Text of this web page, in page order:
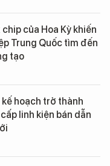
của Hoa Kỳ khiến
Trung Quốc tìm đến
tạo
hoạch trở thành
linh kiện bán dẫn